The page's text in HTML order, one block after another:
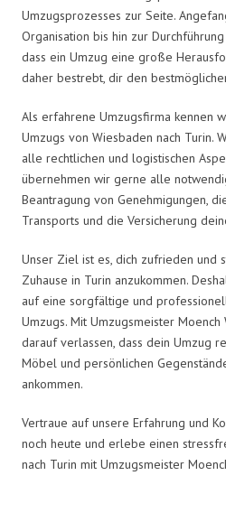
Umzugsprozesses zur Seite.
Organisation bis hin zur
dass ein Umzug eine große
daher bestrebt, dir den
Als erfahrene Umzugsfirma kennen
Umzugs von Wiesbaden nach Turin.
alle rechtlichen und logistischen
übernehmen wir gerne alle
Beantragung von Genehmigungen,
Transports und die Versicherung
Unser Ziel ist es, dich zufrieden und
Zuhause in Turin anzukommen.
auf eine sorgfältige und
Umzugs. Mit Umzugsmeister Moench
darauf verlassen, dass dein Umzug
Möbel und persönlichen
ankommen.
Vertraue auf unsere Erfahrung und
noch heute und erlebe einen
nach Turin mit Umzugsmeister